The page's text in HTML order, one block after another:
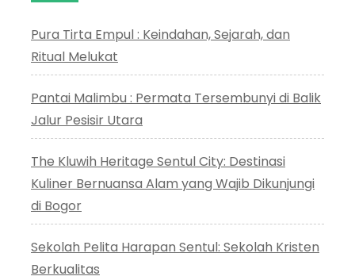
Pura Tirta Empul : Keindahan, Sejarah, dan
Ritual Melukat
Pantai Malimbu : Permata Tersembunyi di Balik
Jalur Pesisir Utara
The Kluwih Heritage Sentul City: Destinasi
Kuliner Bernuansa Alam yang Wajib Dikunjungi
di Bogor
Sekolah Pelita Harapan Sentul: Sekolah Kristen
Berkualitas